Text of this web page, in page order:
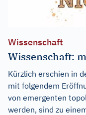
Wissenschaft
Wissenschaft:
Kürzlich erschien in
mit folgendem
von emergenten
werden, sind zu